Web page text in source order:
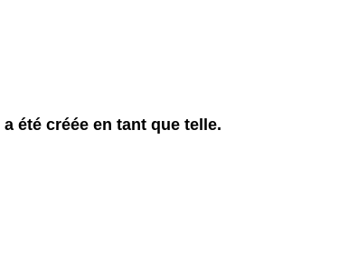
a été créée en tant que telle.